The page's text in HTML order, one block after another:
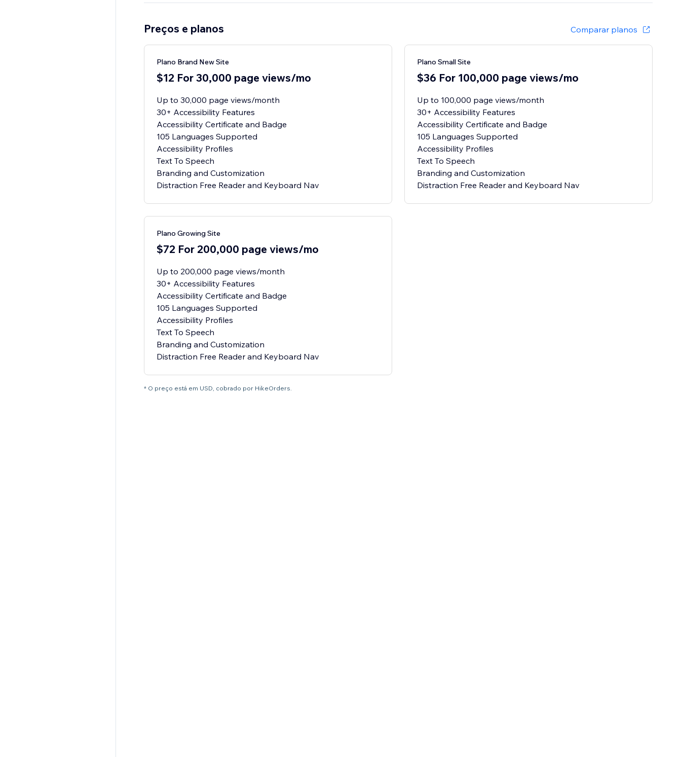
Preços e planos Comparar planos
Plano Brand New Site
$12 For 30,000 page views/mo
Up to 30,000 page views/month
30+ Accessibility Features
Accessibility Certificate and Badge
105 Languages Supported
Accessibility Profiles
Text To Speech
Branding and Customization
Distraction Free Reader and Keyboard Nav
Plano Small Site
$36 For 100,000 page views/mo
Up to 100,000 page views/month
30+ Accessibility Features
Accessibility Certificate and Badge
105 Languages Supported
Accessibility Profiles
Text To Speech
Branding and Customization
Distraction Free Reader and Keyboard Nav
Plano Growing Site
$72 For 200,000 page views/mo
Up to 200,000 page views/month
30+ Accessibility Features
Accessibility Certificate and Badge
105 Languages Supported
Accessibility Profiles
Text To Speech
Branding and Customization
Distraction Free Reader and Keyboard Nav
* O preço está em USD, cobrado por HikeOrders.